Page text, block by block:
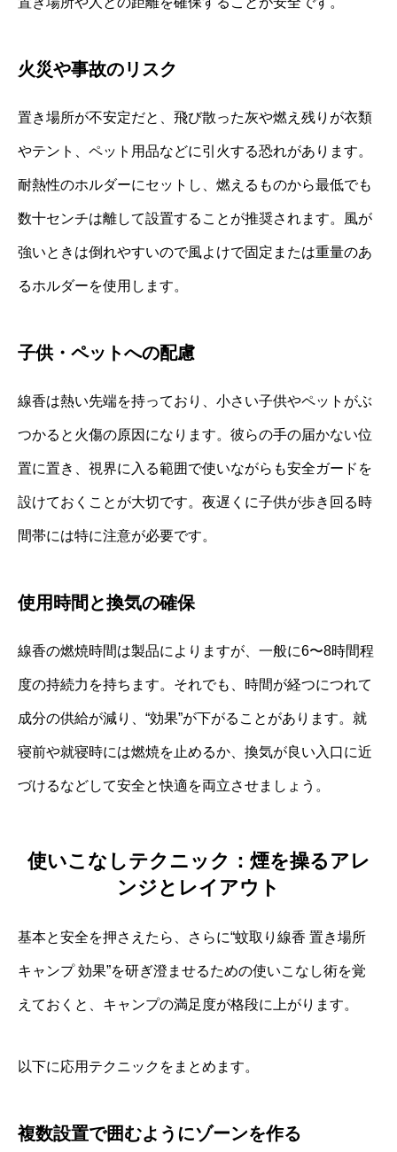
火災や事故のリスク
置き場所が不安定だと、飛び散った灰や燃え残りが衣類
やテント、ペット用品などに引火する恐れがあります。
耐熱性のホルダーにセットし、燃えるものから最低でも
数十センチは離して設置することが推奨されます。風が
強いときは倒れやすいので風よけで固定または重量のあ
るホルダーを使用します。
子供・ペットへの配慮
線香は熱い先端を持っており、小さい子供やペットがぶ
つかると火傷の原因になります。彼らの手の届かない位
置に置き、視界に入る範囲で使いながらも安全ガードを
設けておくことが大切です。夜遅くに子供が歩き回る時
間帯には特に注意が必要です。
使用時間と換気の確保
線香の燃焼時間は製品によりますが、一般に6〜8時間程
度の持続力を持ちます。それでも、時間が経つにつれて
成分の供給が減り、“効果”が下がることがあります。就
寝前や就寝時には燃焼を止めるか、換気が良い入口に近
づけるなどして安全と快適を両立させましょう。
使いこなしテクニック：煙を操るアレ
ンジとレイアウト
基本と安全を押さえたら、さらに“蚊取り線香 置き場所
キャンプ 効果”を研ぎ澄ませるための使いこなし術を覚
えておくと、キャンプの満足度が格段に上がります。
以下に応用テクニックをまとめます。
複数設置で囲むようにゾーンを作る